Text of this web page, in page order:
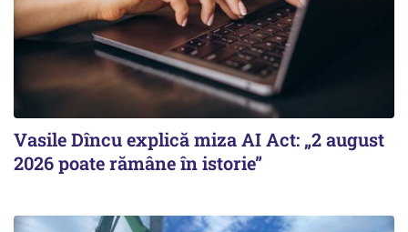
Vasile Dîncu explică miza AI Act: „2 august
2026 poate rămâne în istorie”